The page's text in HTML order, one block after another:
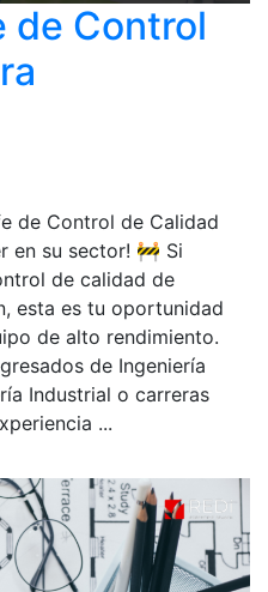
de Control
de Control de Calidad
en su sector! 🚧 Si
de calidad de
esta es tu oportunidad
de alto rendimiento.
de Ingeniería
Industrial o carreras
...